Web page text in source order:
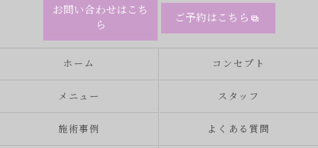
お問い合わせはこち
ら
ご予約はこちら
ホーム コンセプト
メニュー スタッフ
施術事例 よくある質問